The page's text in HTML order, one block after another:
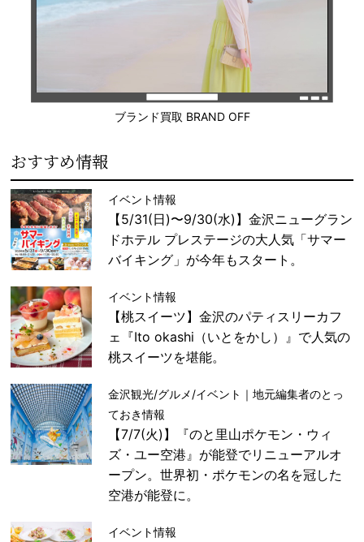
ブランド買取 BRAND OFF
おすすめ情報
イベント情報
【5/31(日)〜9/30(水)】金沢ニューグラン
ドホテル プレステージの大人気「サマー
バイキング」が今年もスタート。
イベント情報
【桃スイーツ】金沢のパティスリーカフ
ェ『Ito okashi（いとをかし）』で人気の
桃スイーツを堪能。
金沢観光/グルメ/イベント｜地元編集者のとっ
ておき情報
【7/7(火)】『のと里山ポケモン・ウィ
ズ・ユー空港』が能登でリニューアルオ
ープン。世界初・ポケモンの名を冠した
空港が能登に。
イベント情報